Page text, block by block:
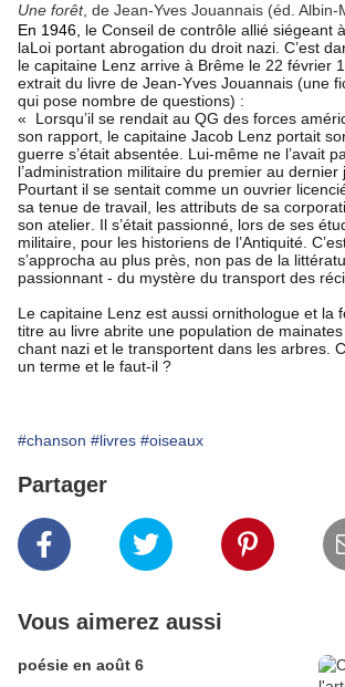
Une forêt, de Jean-Yves Jouannais (éd. Albin-
En 1946, le Conseil de contrôle allié siégeant
laLoi portant abrogation du droit nazi. C’est
le capitaine Lenz arrive à Brême le 22 février
extrait du livre de Jean-Yves Jouannais (une
qui pose nombre de questions) :
«
Lorsqu’il se rendait au QG des forces
son rapport, le capitaine Jacob Lenz portait
guerre s’était absentée. Lui-même ne l’avait
l’administration militaire du premier au dernier
Pourtant il se sentait comme un ouvrier
sa tenue de travail, les attributs de sa
son atelier. Il s’était passionné, lors de ses
militaire, pour les historiens de l’Antiquité.
s’approcha au plus près, non pas de la
passionnant - du mystère du transport des
Le capitaine Lenz est aussi ornithologue et la
titre au livre abrite une population de
chant nazi et le transportent dans les arbres.
un terme et le faut-il ?
#chanson #livres #oiseaux
Partager
Vous aimerez aussi
poésie en août 6